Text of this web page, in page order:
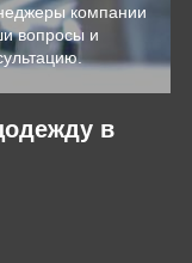
компании
вопросы и
в